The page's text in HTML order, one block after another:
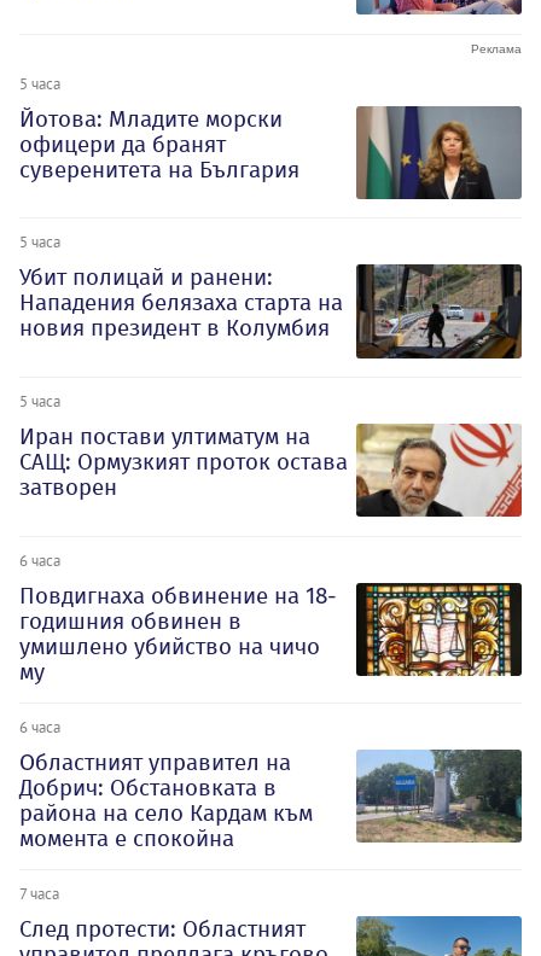
5 часа
Йотова: Младите морски
офицери да бранят
суверенитета на България
5 часа
Убит полицай и ранени:
Нападения белязаха старта на
новия президент в Колумбия
5 часа
Иран постави ултиматум на
САЩ: Ормузкият проток остава
затворен
6 часа
Повдигнаха обвинение на 18-
годишния обвинен в
умишлено убийство на чичо
му
6 часа
Oбластният управител на
Добрич: Обстановката в
района на село Кардам към
момента е спокойна
7 часа
След протести: Областният